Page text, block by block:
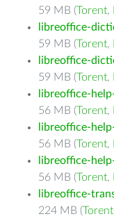
59 MB (Torent,
libreoffice-
59 MB (Torent,
libreoffice-
59 MB (Torent,
libreoffice-
56 MB (Torent,
libreoffice-
56 MB (Torent,
libreoffice-
56 MB (Torent,
libreoffice-
224 MB (Torent